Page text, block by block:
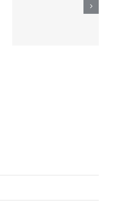
İç Tehdit ve